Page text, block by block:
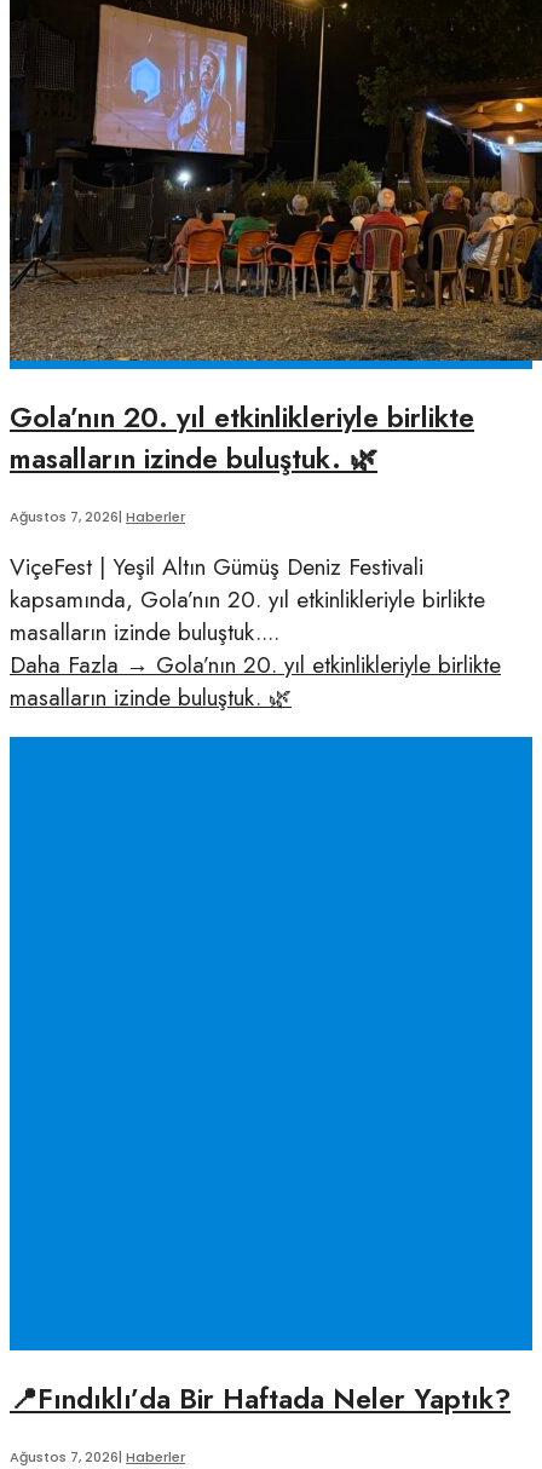
Gola’nın 20. yıl etkinlikleriyle birlikte
masalların izinde buluştuk. 🌿
Ağustos 7, 2026| Haberler
ViçeFest | Yeşil Altın Gümüş Deniz Festivali
kapsamında, Gola’nın 20. yıl etkinlikleriyle birlikte
masalların izinde buluştuk....
Daha Fazla → Gola’nın 20. yıl etkinlikleriyle birlikte
masalların izinde buluştuk. 🌿
📍Fındıklı’da Bir Haftada Neler Yaptık?
Ağustos 7, 2026| Haberler